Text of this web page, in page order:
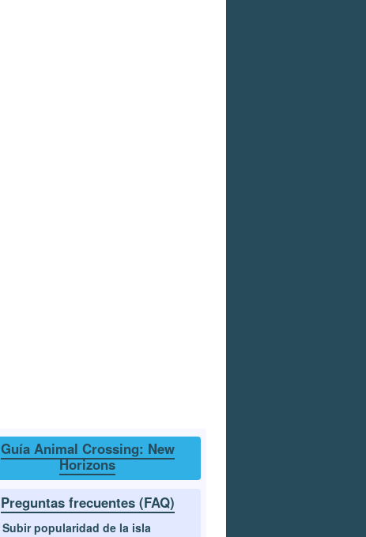
Guía Animal Crossing: New
Horizons
Preguntas frecuentes (FAQ)
Subir popularidad de la isla